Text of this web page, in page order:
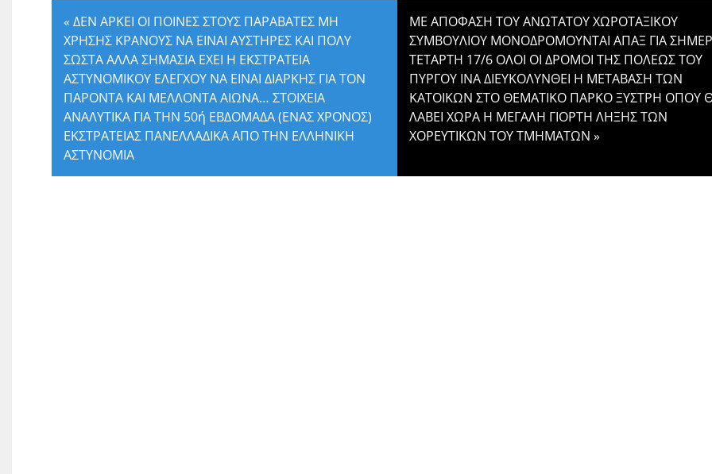
« ΔΕΝ ΑΡΚΕΙ ΟΙ ΠΟΙΝΕΣ ΣΤΟΥΣ ΠΑΡΑΒΑΤΕΣ ΜΗ
ΧΡΗΣΗΣ ΚΡΑΝΟΥΣ ΝΑ ΕΙΝΑΙ ΑΥΣΤΗΡΕΣ ΚΑΙ ΠΟΛΥ
ΣΩΣΤΑ ΑΛΛΑ ΣΗΜΑΣΙΑ ΕΧΕΙ Η ΕΚΣΤΡΑΤΕΙΑ
ΑΣΤΥΝΟΜΙΚΟΥ ΕΛΕΓΧΟΥ ΝΑ ΕΙΝΑΙ ΔΙΑΡΚΗΣ ΓΙΑ ΤΟΝ
ΠΑΡΟΝΤΑ ΚΑΙ ΜΕΛΛΟΝΤΑ ΑΙΩΝΑ… ΣΤΟΙΧΕΙΑ
ΑΝΑΛΥΤΙΚΑ ΓΙΑ ΤΗΝ 50ή ΕΒΔΟΜΑΔΑ (ΕΝΑΣ ΧΡΟΝΟΣ)
ΕΚΣΤΡΑΤΕΙΑΣ ΠΑΝΕΛΛΑΔΙΚΑ ΑΠΟ ΤΗΝ ΕΛΛΗΝΙΚΗ
ΑΣΤΥΝΟΜΙΑ
ΜΕ ΑΠΟΦΑΣΗ ΤΟΥ ΑΝΩΤΑΤΟΥ ΧΩΡΟΤΑΞΙΚΟΥ
ΣΥΜΒΟΥΛΙΟΥ ΜΟΝΟΔΡΟΜΟΥΝΤΑΙ ΑΠΑΞ ΓΙΑ
ΤΕΤΑΡΤΗ 17/6 ΟΛΟΙ ΟΙ ΔΡΟΜΟΙ ΤΗΣ ΠΟΛΕΩΣ ΤΟΥ
ΠΥΡΓΟΥ ΙΝΑ ΔΙΕΥΚΟΛΥΝΘΕΙ Η ΜΕΤΑΒΑΣΗ ΤΩΝ
ΚΑΤΟΙΚΩΝ ΣΤΟ ΘΕΜΑΤΙΚΟ ΠΑΡΚΟ ΞΥΣΤΡΗ ΟΠΟΥ
ΛΑΒΕΙ ΧΩΡΑ Η ΜΕΓΑΛΗ ΓΙΟΡΤΗ ΛΗΞΗΣ ΤΩΝ
ΧΟΡΕΥΤΙΚΩΝ ΤΟΥ ΤΜΗΜΑΤΩΝ »